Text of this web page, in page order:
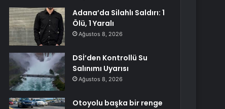
Adana’da Silahlı Saldırı: 1
Ölü, 1 Yaralı
Ağustos 8, 2026
DSİ’den Kontrollü Su
Salınımı Uyarısı
Ağustos 8, 2026
Otoyolu başka bir renge